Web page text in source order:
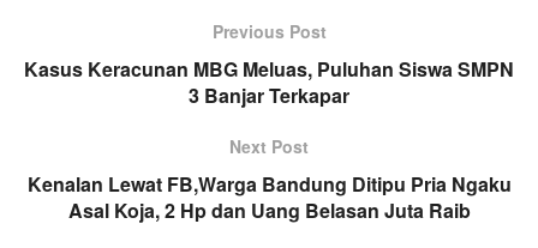
Previous Post
Kasus Keracunan MBG Meluas, Puluhan Siswa SMPN
3 Banjar Terkapar
Next Post
Kenalan Lewat FB,Warga Bandung Ditipu Pria Ngaku
Asal Koja, 2 Hp dan Uang Belasan Juta Raib